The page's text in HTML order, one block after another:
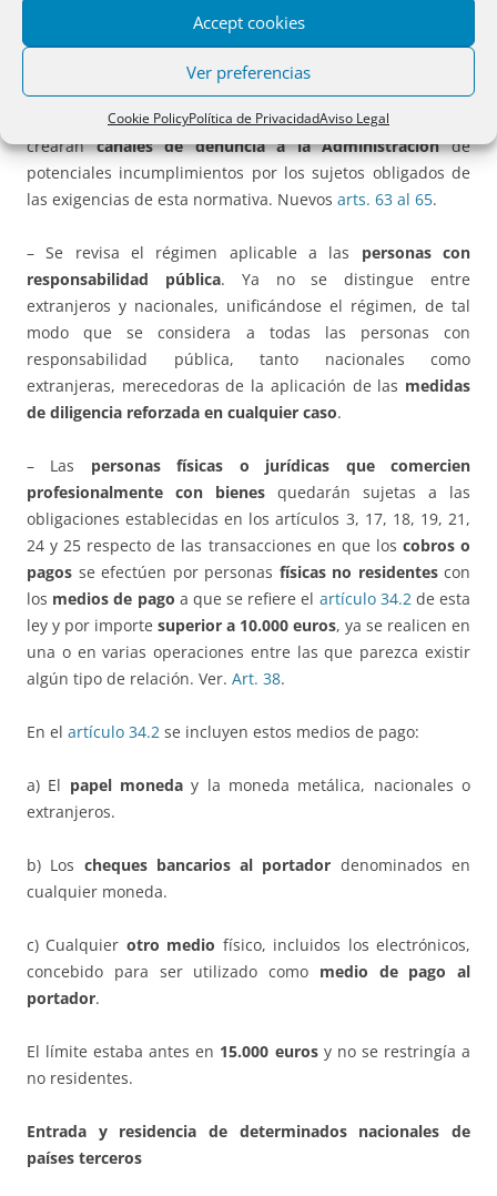
Accept cookies
Ver preferencias
Cookie PolicyPolítica de PrivacidadAviso Legal
como en el ámbito de los propios sujetos obligados de la
ley. Los sujetos obligados deberán contar con canales
específicos para ladenuncia interna
contrarias a la ley o a los procedimientos internos de la
entidad aprobados para dar cumplimiento a aquélla. Y se
crearáncanales de denuncia a la Administraciónde
potenciales incumplimientos por los sujetos obligados de
las exigencias de esta normativa. Nuevos arts. 63 al 65.
– Se revisa el régimen aplicable a las personas con
responsabilidad pública. Ya no se distingue entre
extranjeros y nacionales, unificándose el régimen, de tal
modo que se considera a todas las personas con
responsabilidad pública, tanto nacionales como
extranjeras, merecedoras de la aplicación de las medidas
de diligencia reforzada en cualquier caso.
– Las personas físicas o jurídicas que comercien
profesionalmente con bienes quedarán sujetas a las
obligaciones establecidas en los artículos 3, 17, 18, 19, 21,
24 y 25 respecto de las transacciones en que los cobros o
pagos se efectúen por personas físicas no residentescon
los medios de pago a que se refiere el artículo 34.2de esta
ley y por importe superior a 10.000 euros, ya se realicen en
una o en varias operaciones entre las que parezca existir
algún tipo de relación. Ver. Art. 38.
En el artículo 34.2 se incluyen estos medios de pago:
a) El papel moneda y la moneda metálica, nacionales o
extranjeros.
b) Los cheques bancarios al portador denominados en
cualquier moneda.
c) Cualquier otro medio físico, incluidos los electrónicos,
concebido para ser utilizado como medio de pago al
portador.
El límite estaba antes en 15.000 eurosy no se restringía a
no residentes.
Entrada y residencia de determinados nacionales de
países terceros